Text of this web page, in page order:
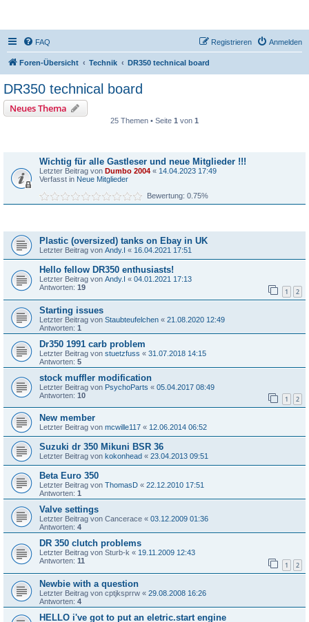
FAQ Anmelden
Registrieren
Foren-Übersicht Technik DR350 technical board
DR350 technical board
Neues Thema
25 Themen • Seite 1 von 1
Wichtig für alle Gastleser und neue Mitglieder !!!
Letzter Beitrag von Dumbo 2004 « 14.04.2023 17:49
Verfasst in Neue Mitglieder
Bewertung: 0.75%
Plastic (oversized) tanks on Ebay in UK
Letzter Beitrag von Andy.I « 16.04.2021 17:51
Hello fellow DR350 enthusiasts!
Letzter Beitrag von Andy.I « 04.01.2021 17:13
Antworten: 19 1 2
Starting issues
Letzter Beitrag von Staubteufelchen « 21.08.2020 12:49
Antworten: 1
Dr350 1991 carb problem
Letzter Beitrag von stuetzfuss « 31.07.2018 14:15
Antworten: 5
stock muffler modification
Letzter Beitrag von PsychoParts « 05.04.2017 08:49
Antworten: 10 1 2
New member
Letzter Beitrag von mcwille117 « 12.06.2014 06:52
Suzuki dr 350 Mikuni BSR 36
Letzter Beitrag von kokonhead « 23.04.2013 09:51
Beta Euro 350
Letzter Beitrag von ThomasD « 22.12.2010 17:51
Antworten: 1
Valve settings
Letzter Beitrag von Cancerace « 03.12.2009 01:36
Antworten: 4
DR 350 clutch problems
Letzter Beitrag von Sturb-k « 19.11.2009 12:43
Antworten: 11 1 2
Newbie with a question
Letzter Beitrag von cptjksprrw « 29.08.2008 16:26
Antworten: 4
HELLO i've got to put an eletric.start engine